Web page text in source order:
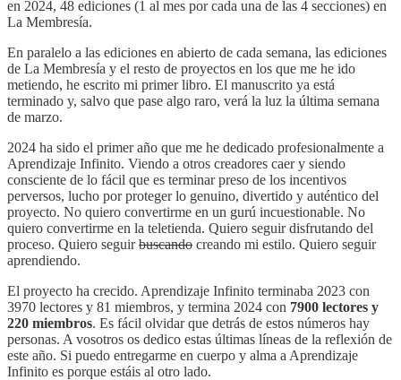
en 2024, 48 ediciones (1 al mes por cada una de las 4 secciones) en
La Membresía.
En paralelo a las ediciones en abierto de cada semana, las ediciones
de La Membresía y el resto de proyectos en los que me he ido
metiendo, he escrito mi primer libro. El manuscrito ya está
terminado y, salvo que pase algo raro, verá la luz la última semana
de marzo.
2024 ha sido el primer año que me he dedicado profesionalmente a
Aprendizaje Infinito. Viendo a otros creadores caer y siendo
consciente de lo fácil que es terminar preso de los incentivos
perversos, lucho por proteger lo genuino, divertido y auténtico del
proyecto. No quiero convertirme en un gurú incuestionable. No
quiero convertirme en la teletienda. Quiero seguir disfrutando del
proceso. Quiero seguirbuscando creando mi estilo. Quiero seguir
aprendiendo.
El proyecto ha crecido. Aprendizaje Infinito terminaba 2023 con
3970 lectores y 81 miembros, y termina 2024 con 7900 lectores y
220 miembros. Es fácil olvidar que detrás de estos números hay
personas. A vosotros os dedico estas últimas líneas de la reflexión de
este año. Si puedo entregarme en cuerpo y alma a Aprendizaje
Infinito es porque estáis al otro lado.